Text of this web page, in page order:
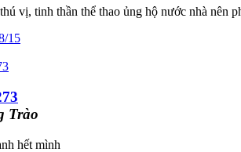
vị, tinh thần thể thao ủng hộ nước nhà nên
15
Trào
hết mình